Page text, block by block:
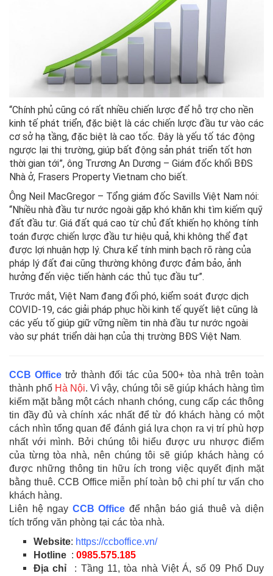
“Chính phủ cũng có rất nhiều chiến lược để hỗ trợ cho nền
kinh tế phát triển, đặc biệt là các chiến lược đầu tư vào các
cơ sở hạ tầng, đặc biệt là cao tốc. Đây là yếu tố tác động
ngược lại thị trường, giúp bất động sản phát triển tốt hơn
thời gian tới”, ông Trương An Dương – Giám đốc khối BĐS
Nhà ở, Frasers Property Vietnam cho biết.
Ông Neil MacGregor – Tổng giám đốc Savills Việt Nam nói:
“Nhiều nhà đầu tư nước ngoài gặp khó khăn khi tìm kiếm quỹ
đất đầu tư. Giá đất quá cao từ chủ đất khiến họ không tính
toán được chiến lược đầu tư hiệu quả, khi không thể đạt
được lợi nhuận hợp lý. Chưa kể tính minh bạch rõ ràng của
pháp lý đất đai cũng thường không được đảm bảo, ảnh
hưởng đến việc tiến hành các thủ tục đầu tư”.
Trước mắt, Việt Nam đang đối phó, kiểm soát được dịch
COVID-19, các giải pháp phục hồi kinh tế quyết liệt cũng là
các yếu tố giúp giữ vững niềm tin nhà đầu tư nước ngoài
vào sự phát triển dài hạn của thị trường BĐS Việt Nam.
CCB Office trở thành đối tác của 500+ tòa nhà trên toàn
thành phố Hà Nội. Vì vậy, chúng tôi sẽ giúp khách hàng tìm
kiếm mặt bằng một cách nhanh chóng, cung cấp các thông
tin đầy đủ và chính xác nhất để từ đó khách hàng có một
cách nhìn tổng quan để đánh giá lựa chọn ra vị trí phù hợp
nhất với mình. Bởi chúng tôi hiểu được ưu nhược điểm
của từng tòa nhà, nên chúng tôi sẽ giúp khách hàng có
được những thông tin hữu ích trong việc quyết định mặt
bằng thuê. CCB Office miễn phí toàn bộ chi phí tư vấn cho
khách hàng.
Liên hệ ngay CCB Office để nhận báo giá thuê và diện
tích trống văn phòng tại các tòa nhà.
Website: https://ccboffice.vn/
Hotline : 0985.575.185
Địa chỉ
: Tầng 11, tòa nhà Việt Á, số 09 Phố Duy